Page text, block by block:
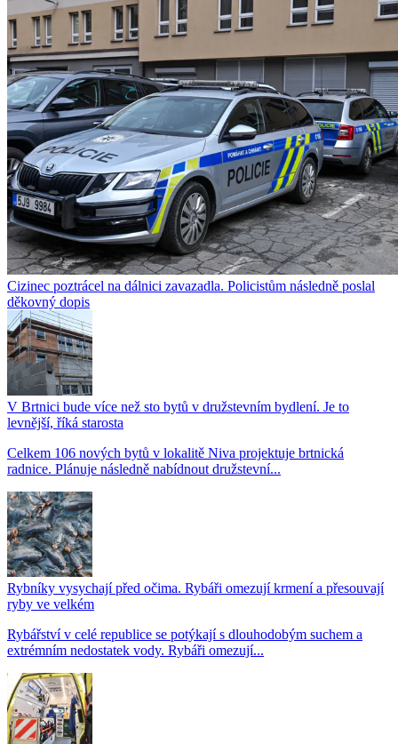
Cizinec poztrácel na dálnici zavazadla. Policistům následně poslal
děkovný dopis
V Brtnici bude více než sto bytů v družstevním bydlení. Je to
levnější, říká starosta
Celkem 106 nových bytů v lokalitě Niva projektuje brtnická
radnice. Plánuje následně nabídnout družstevní...
Rybníky vysychají před očima. Rybáři omezují krmení a přesouvají
ryby ve velkém
Rybářství v celé republice se potýkají s dlouhodobým suchem a
extrémním nedostatek vody. Rybáři omezují...